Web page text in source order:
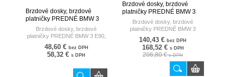
Brzdové dosky, brzdové
platničky PREDNÉ BMW 3
E90, E91 05- TRW
Brzdové dosky, brzdové
platničky PREDNÉ BMW 3 E90,
E91 05-
48,60 € bez DPH
58,32 € s DPH
Brzdové dosky, brzdové
platničky PREDNÉ BMW 3
F30/F35 11- /KARBON
TEXTAR
Brzdové dosky, brzdové
platničky PREDNÉ BMW 3
F30/F35 11- /KARBON
140,43 € bez DPH
168,52 € s DPH
206,80 €s DPH